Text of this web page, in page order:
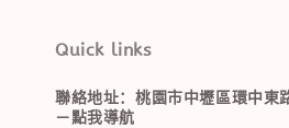
Quick links
聯絡地址：桃園市中壢區環中東
－點我導航